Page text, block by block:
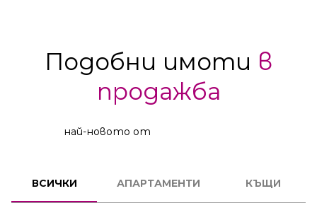
Подобни имоти в
продажба
най-новото от
ВСИЧКИ АПАРТАМЕНТИ КЪЩИ
СТАЕН
КОД:
231606